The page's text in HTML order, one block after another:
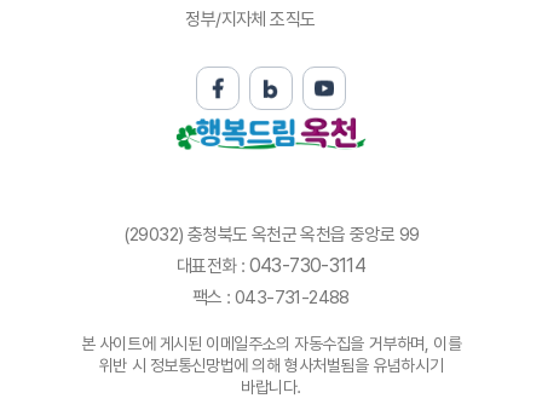
정부/지자체 조직도
(29032) 충청북도 옥천군 옥천읍 중앙로 99
대표전화 : 043-730-3114
팩스 : 043-731-2488
본 사이트에 게시된 이메일주소의 자동수집을 거부하며, 이를
위반 시 정보통신망법에 의해 형사처벌됨을 유념하시기
바랍니다.